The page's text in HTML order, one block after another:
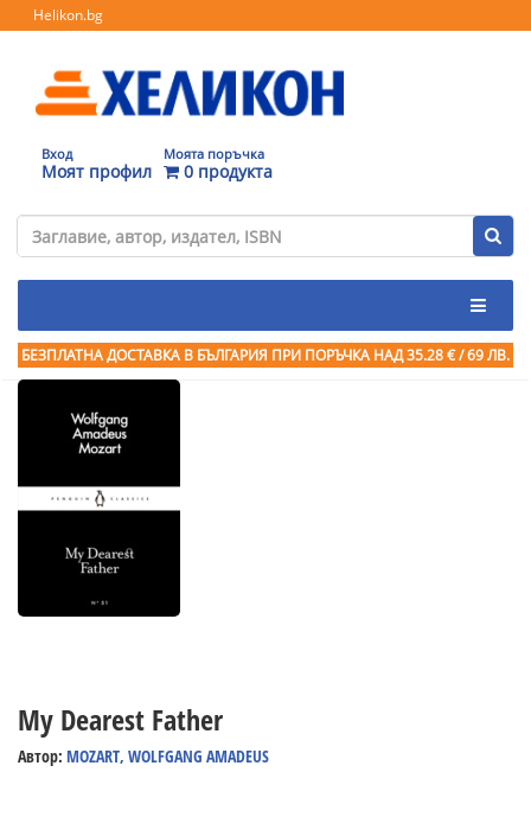
Helikon.bg
Вход
Моят профил
Моята поръчка
0 продукта
БЕЗПЛАТНА ДОСТАВКА В БЪЛГАРИЯ ПРИ ПОРЪЧКА НАД 35.28 € / 69 ЛВ.
My Dearest Father
Автор: MOZART, WOLFGANG AMADEUS